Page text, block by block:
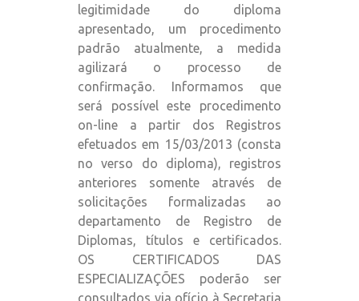
legitimidade do diploma
apresentado, um procedimento
padrão atualmente, a medida
agilizará o processo de
confirmação. Informamos que
será possível este procedimento
on-line a partir dos Registros
efetuados em 15/03/2013 (consta
no verso do diploma), registros
anteriores somente através de
solicitações formalizadas ao
departamento de Registro de
Diplomas, títulos e certificados.
OS CERTIFICADOS DAS
ESPECIALIZAÇÕES poderão ser
consultados via ofício à Secretaria